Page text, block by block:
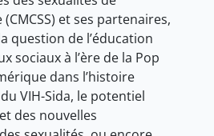
et ses partenaires,
question de l’éducation
sociaux à l’ère de la Pop
dans l’histoire
VIH-Sida, le potentiel
des nouvelles